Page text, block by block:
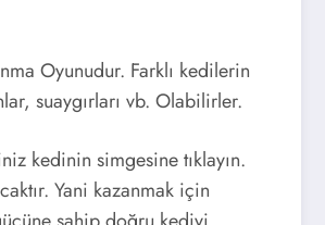
Oyunudur. Farklı kedilerin
suaygırları vb. Olabilirler.
kedinin simgesine tıklayın.
Yani kazanmak için